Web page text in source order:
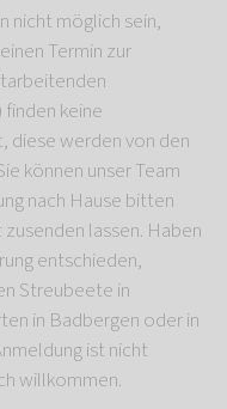
nicht möglich sein,
Termin zur
keine
diese werden von den
können unser Team
nach Hause bitten
lassen. Haben
entschieden,
Streubeete in
in Badbergen oder in
ist nicht
willkommen.